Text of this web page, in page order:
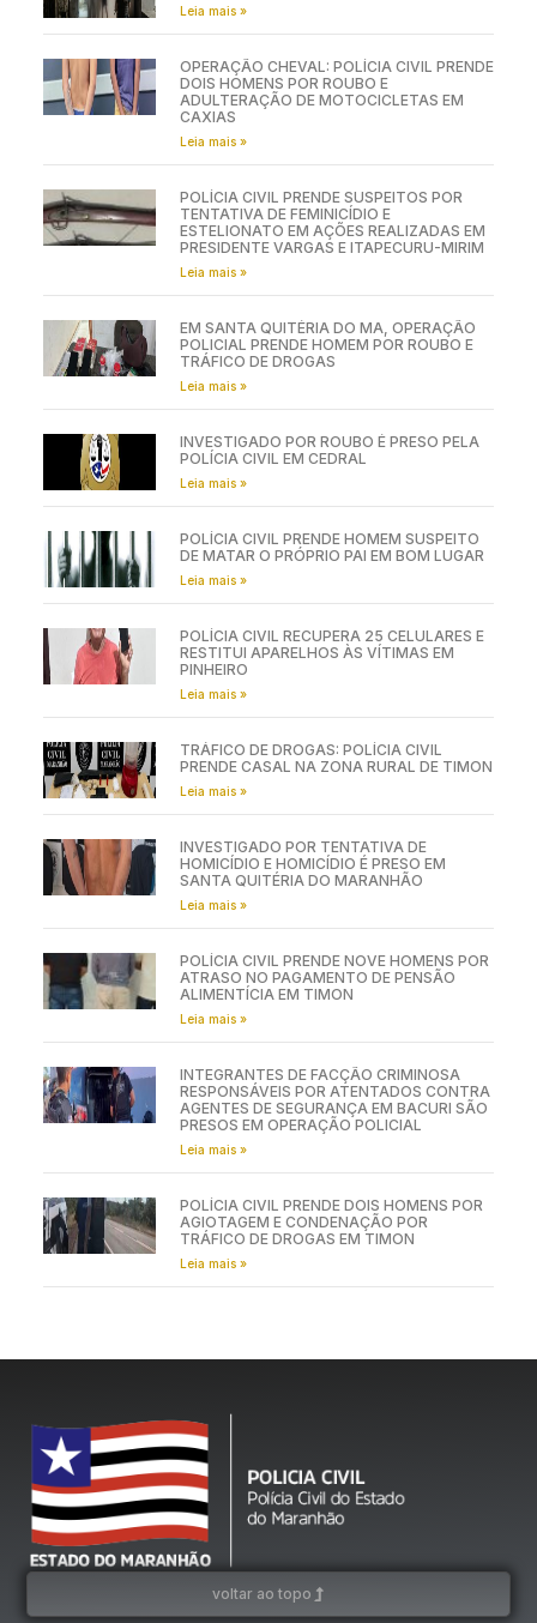
Leia mais »
OPERAÇÃO CHEVAL: POLÍCIA CIVIL PRENDE
DOIS HOMENS POR ROUBO E
ADULTERAÇÃO DE MOTOCICLETAS EM
CAXIAS
Leia mais »
POLÍCIA CIVIL PRENDE SUSPEITOS POR
TENTATIVA DE FEMINICÍDIO E
ESTELIONATO EM AÇÕES REALIZADAS EM
PRESIDENTE VARGAS E ITAPECURU-MIRIM
Leia mais »
EM SANTA QUITÉRIA DO MA, OPERAÇÃO
POLICIAL PRENDE HOMEM POR ROUBO E
TRÁFICO DE DROGAS
Leia mais »
INVESTIGADO POR ROUBO É PRESO PELA
POLÍCIA CIVIL EM CEDRAL
Leia mais »
POLÍCIA CIVIL PRENDE HOMEM SUSPEITO
DE MATAR O PRÓPRIO PAI EM BOM LUGAR
Leia mais »
POLÍCIA CIVIL RECUPERA 25 CELULARES E
RESTITUI APARELHOS ÀS VÍTIMAS EM
PINHEIRO
Leia mais »
TRÁFICO DE DROGAS: POLÍCIA CIVIL
PRENDE CASAL NA ZONA RURAL DE TIMON
Leia mais »
INVESTIGADO POR TENTATIVA DE
HOMICÍDIO E HOMICÍDIO É PRESO EM
SANTA QUITÉRIA DO MARANHÃO
Leia mais »
POLÍCIA CIVIL PRENDE NOVE HOMENS POR
ATRASO NO PAGAMENTO DE PENSÃO
ALIMENTÍCIA EM TIMON
Leia mais »
INTEGRANTES DE FACÇÃO CRIMINOSA
RESPONSÁVEIS POR ATENTADOS CONTRA
AGENTES DE SEGURANÇA EM BACURI SÃO
PRESOS EM OPERAÇÃO POLICIAL
Leia mais »
POLÍCIA CIVIL PRENDE DOIS HOMENS POR
AGIOTAGEM E CONDENAÇÃO POR
TRÁFICO DE DROGAS EM TIMON
Leia mais »
voltar ao topo